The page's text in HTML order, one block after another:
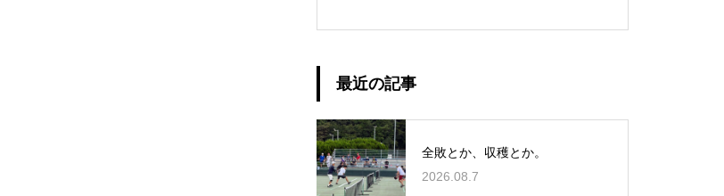
最近の記事
全敗とか、収穫とか。
2026.08.7